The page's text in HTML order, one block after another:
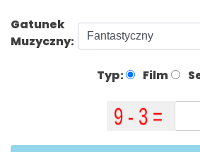
Gatunek
Muzyczny:
Typ: Film